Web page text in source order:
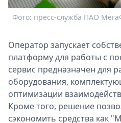
Спецпроекты
Звезды
2026
Скачай
Metro
Фото: пресс-служба ПАО
Оператор запускает
платформу для работы с
сервис предназначен для
оборудования,
оптимизации
Кроме того, решение
сэкономить средства как